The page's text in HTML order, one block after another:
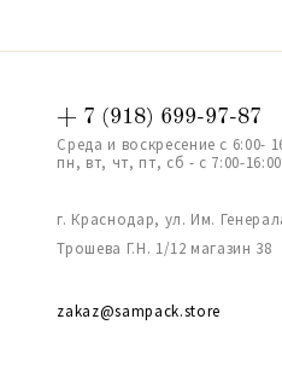
+ 7 (918) 699-97-87
Среда и воскресение с 6:00-
пн, вт, чт, пт, сб - с 7:00-16:00
г. Краснодар, ул. Им.
Трошева Г.Н. 1/12 магазин 38
zakaz@sampack.store